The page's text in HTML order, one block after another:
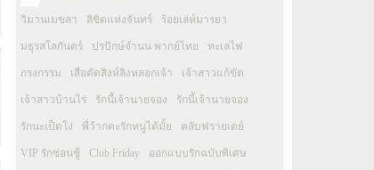
วิมานเมขลา ลิขิตแห่งจันทร์ ร้อยเล่ห์มารยา
มธุรสโลกันตร์ ปรปักษ์จำนน พากย์ไทย ทะเลไฟ
กรงกรรม เสือตัดสิงห์ลิงหลอกเจ้า เจ้าสาวแก้ขัด
เจ้าสาวบ้านไร่ รักนี้เจ้านายจอง รักนี้เจ้านายจอง
รักนะเป็ดโง่ พี่ว้ากคะรักหนูได้มั้ย คลับฟรายเดย์
VIP รักซ่อนชู้ Club Friday ออกแบบรักฉบับพิเศษ